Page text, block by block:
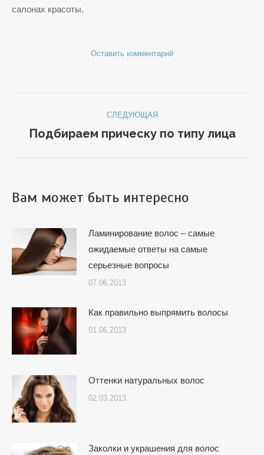
салонах красоты.
Оставить комментарий
Навигация
по
СЛЕДУЮЩАЯ
Следующая
Подбираем прическу по типу лица
Вам может быть интересно
Ламинирование волос – самые
ожидаемые ответы на самые
серьезные вопросы
07.06.2013
Как правильно выпрямить волосы
01.06.2013
Оттенки натуральных волос
02.03.2013
Заколки и украшения для волос